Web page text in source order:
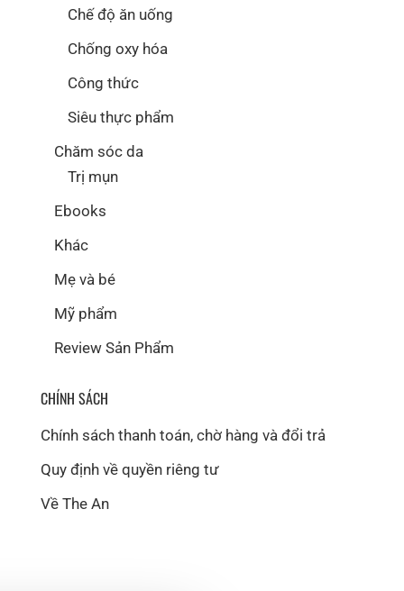
Chế độ ăn uống
Chống oxy hóa
Công thức
Siêu thực phẩm
Chăm sóc da
Trị mụn
Ebooks
Khác
Mẹ và bé
Mỹ phẩm
Review Sản Phẩm
CHÍNH SÁCH
Chính sách thanh toán, chờ hàng và đổi trả
Quy định về quyền riêng tư
Về The An